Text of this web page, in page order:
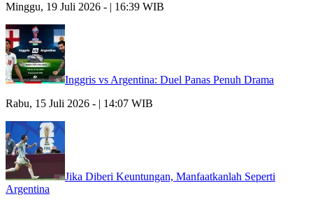
Minggu, 19 Juli 2026 - | 16:39 WIB
Inggris vs Argentina: Duel Panas Penuh Drama
Rabu, 15 Juli 2026 - | 14:07 WIB
Jika Diberi Keuntungan, Manfaatkanlah Seperti
Argentina